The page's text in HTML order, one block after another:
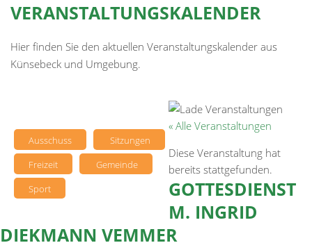
VERANSTALTUNGSKALENDER
Hier finden Sie den aktuellen Veranstaltungskalender aus
Künsebeck und Umgebung.
Ausschuss
Sitzungen
Freizeit
Gemeinde
Sport
« Alle Veranstaltungen
Diese Veranstaltung hat
bereits stattgefunden.
GOTTESDIENST
M. INGRID
DIEKMANN VEMMER